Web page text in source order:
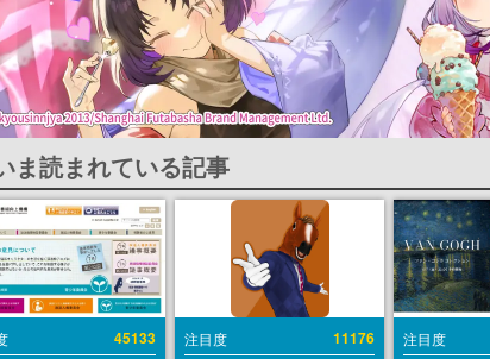
ま読まれている記事
45133 注目度 11176 注目度